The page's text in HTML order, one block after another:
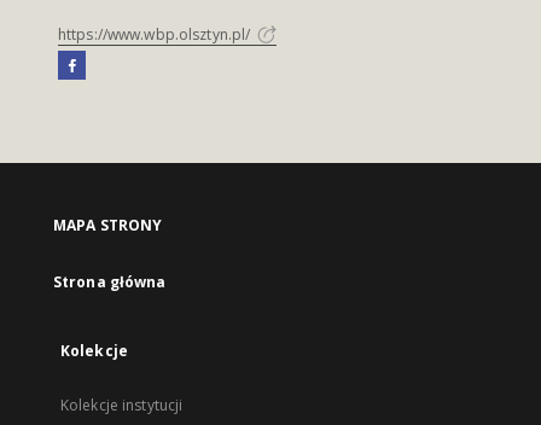
https://www.wbp.olsztyn.pl/
MAPA STRONY
Strona główna
Kolekcje
Kolekcje instytucji